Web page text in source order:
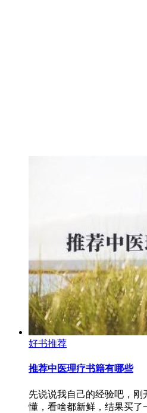
好书推荐
推荐中医理疗书籍有哪些
先说说我自己的经验吧，
懂，看啥都新鲜，结果买了